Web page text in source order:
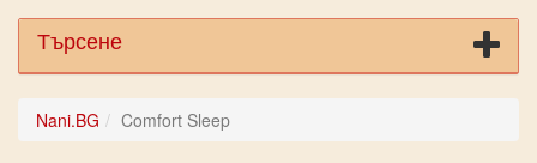
Търсене
Nani.BG Comfort Sleep